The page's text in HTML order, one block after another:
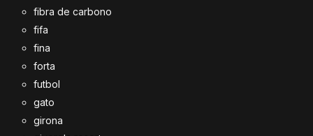
fibra de carbono
fifa
fina
forta
futbol
gato
girona